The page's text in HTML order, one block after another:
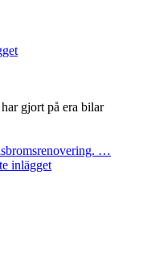
gjort på era bilar
…
inlägget